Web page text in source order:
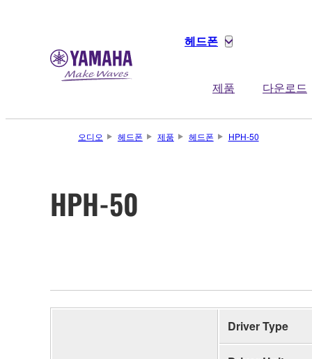
헤드폰
제품 다운로드
오디오 헤드폰 제품 헤드폰 HPH-50
HPH-50
Driver Type